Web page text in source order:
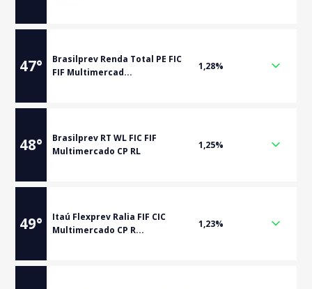
47°
Brasilprev Renda Total PE FIC
FIF Multimercad...
1,28%
48°
Brasilprev RT WL FIC FIF
Multimercado CP RL
1,25%
49°
Itaú Flexprev Ralia FIF CIC
Multimercado CP R...
1,23%